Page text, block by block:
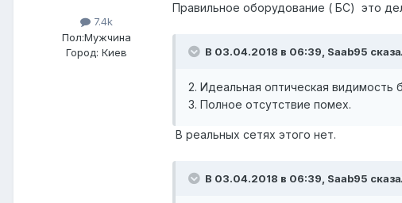
7.4k
Пол:Мужчина
Город: Киев
Правильное оборудование ( БС) это
В 03.04.2018 в 06:39, Saab95
2. Идеальная оптическая видимость
3. Полное отсутствие помех.
В реальных сетях этого нет.
В 03.04.2018 в 06:39, Saab95